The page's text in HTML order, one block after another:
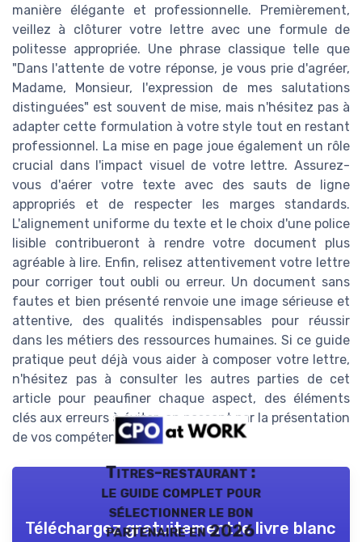
manière élégante et professionnelle. Premièrement,
veillez à clôturer votre lettre avec une formule de
politesse appropriée. Une phrase classique telle que
"Dans l'attente de votre réponse, je vous prie d'agréer,
Madame, Monsieur, l'expression de mes salutations
distinguées" est souvent de mise, mais n'hésitez pas à
adapter cette formulation à votre style tout en restant
professionnel. La mise en page joue également un rôle
crucial dans l'impact visuel de votre lettre. Assurez-
vous d'aérer votre texte avec des sauts de ligne
appropriés et de respecter les marges standards.
L'alignement uniforme du texte et le choix d'une police
lisible contribueront à rendre votre document plus
agréable à lire. Enfin, relisez attentivement votre lettre
pour corriger tout oubli ou erreur. Un document sans
fautes et bien présenté renvoie une image sérieuse et
attentive, des qualités indispensables pour réussir
dans les métiers des ressources humaines. Si ce guide
pratique peut déjà vous aider à composer votre lettre,
n'hésitez pas à consulter les autres parties de cet
article pour peaufiner chaque aspect, des éléments
clés aux erreurs à éviter, en passant par la présentation
de vos compétences.
Titres-restaurant :
le guide complet pour
sélectionner le bon
partenaire en 2026
Téléchargez gratuitement le livre blanc